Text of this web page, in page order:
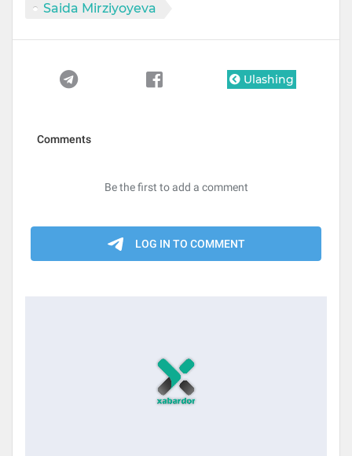
Saida Mirziyoyeva
Ulashing